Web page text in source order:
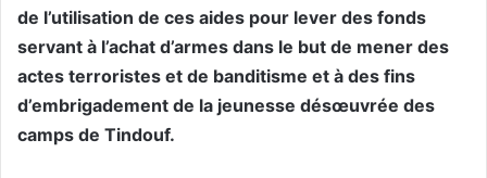
de l’utilisation de ces aides pour lever des fonds
servant à l’achat d’armes dans le but de mener des
actes terroristes et de banditisme et à des fins
d’embrigadement de la jeunesse désœuvrée des
camps de Tindouf.